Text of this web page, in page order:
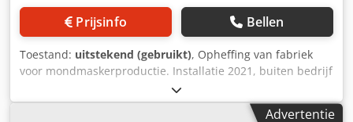
Prijsinfo Bellen
Toestand: uitstekend (gebruikt), Opheffing van fabriek
voor mondmaskerproductie. Installatie 2021, buiten bedrijf
sinds maart 2022. De installaties zijn reeds gedemonteerd
en klaar voor verzending. Dkedpfoxqgf Ejx Ahgjr
Advertentie